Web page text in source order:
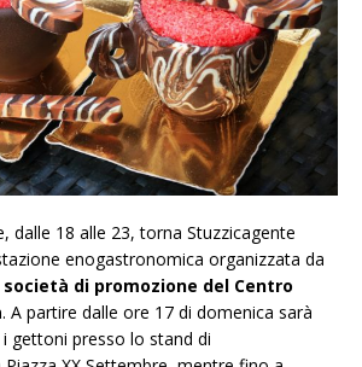
dalle 18 alle 23, torna Stuzzicagente
enogastronomica organizzata da
di promozione del Centro
. A partire dalle ore 17 di domenica sarà
gettoni presso lo stand di